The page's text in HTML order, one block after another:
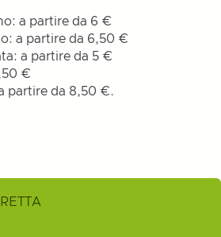
a partire da 6 €
a partire da 6,50 €
a partire da 5 €
€
partire da 8,50 €.